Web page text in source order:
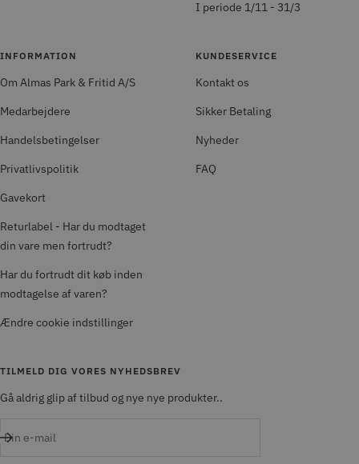
I periode 1/11 - 31/3
INFORMATION
Om Almas Park & Fritid A/S
Medarbejdere
Handelsbetingelser
Privatlivspolitik
Gavekort
Returlabel - Har du modtaget
din vare men fortrudt?
Har du fortrudt dit køb inden
modtagelse af varen?
Ændre cookie indstillinger
KUNDESERVICE
Kontakt os
Sikker Betaling
Nyheder
FAQ
TILMELD DIG VORES NYHEDSBREV
Gå aldrig glip af tilbud og nye nye produkter..
Din e-mail